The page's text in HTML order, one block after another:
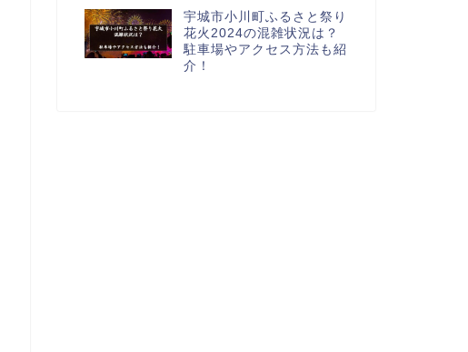
宇城市小川町ふるさと祭り
花火2024の混雑状況は？
駐車場やアクセス方法も紹
介！